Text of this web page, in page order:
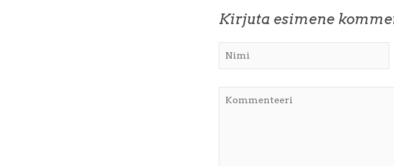
Kirjuta esimene